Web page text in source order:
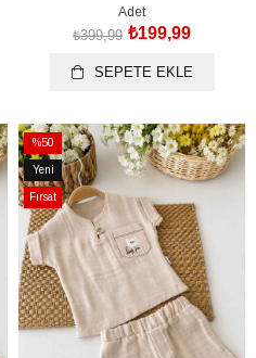
Adet
₺199,99
₺399,99
SEPETE EKLE
%50
İndirim
%50İndirim
Yeni
Ürün
Fırsat
Ürünü